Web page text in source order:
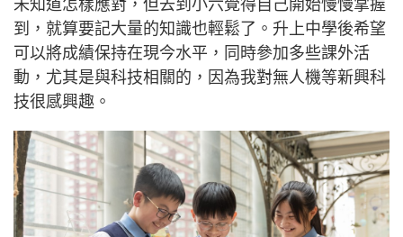
未知道怎樣應對，但去到小六覺得自己開始慢慢掌握
到，就算要記大量的知識也輕鬆了。升上中學後希望
可以將成績保持在現今水平，同時參加多些課外活
動，尤其是與科技相關的，因為我對無人機等新興科
技很感興趣。